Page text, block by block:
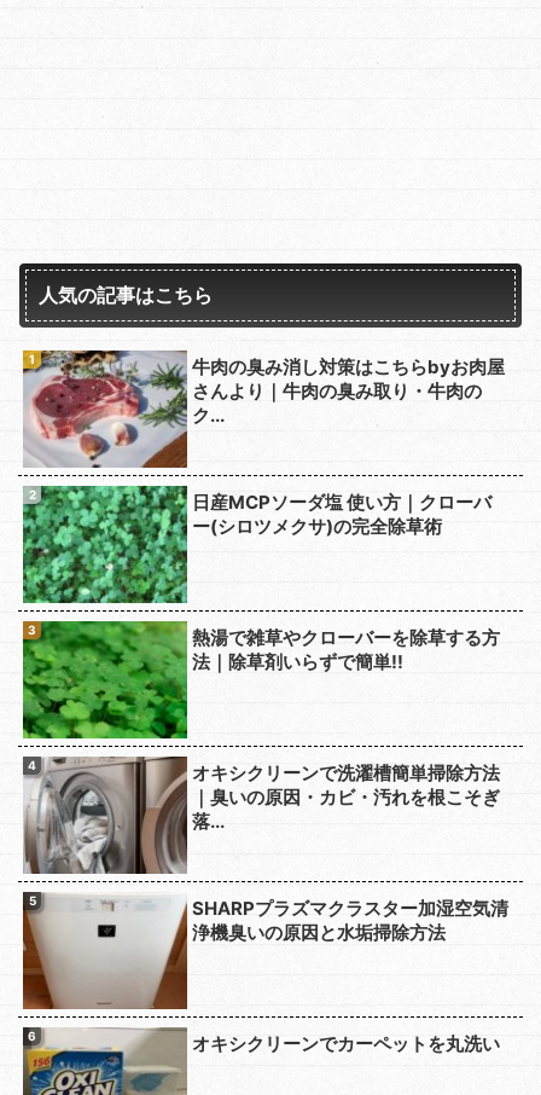
人気の記事はこちら
牛肉の臭み消し対策はこちらbyお肉屋
さんより｜牛肉の臭み取り・牛肉の
ク...
日産MCPソーダ塩 使い方｜クローバ
ー(シロツメクサ)の完全除草術
熱湯で雑草やクローバーを除草する方
法｜除草剤いらずで簡単!!
オキシクリーンで洗濯槽簡単掃除方法
｜臭いの原因・カビ・汚れを根こそぎ
落...
SHARPプラズマクラスター加湿空気清
浄機臭いの原因と水垢掃除方法
オキシクリーンでカーペットを丸洗い